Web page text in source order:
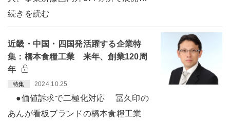
続きを読む
近畿・中国・四国発活躍する企業特
集：橋本食糧工業 来年、創業120周
年
特集 2024.10.25
●価値訴求で二極化対応 冨久印の
あんが看板ブランドの橋本食糧工業